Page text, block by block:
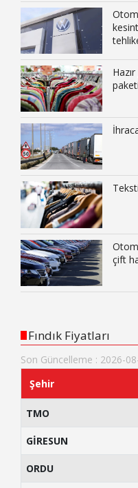
paketi
çift
Fındık Fiyatları
Son Güncelleme : 2026-
Şehir
TMO
GİRESUN
ORDU